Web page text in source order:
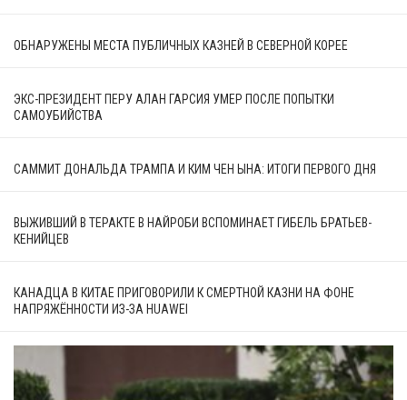
ОБНАРУЖЕНЫ МЕСТА ПУБЛИЧНЫХ КАЗНЕЙ В СЕВЕРНОЙ КОРЕЕ
ЭКС-ПРЕЗИДЕНТ ПЕРУ АЛАН ГАРСИЯ УМЕР ПОСЛЕ ПОПЫТКИ
САМОУБИЙСТВА
САММИТ ДОНАЛЬДА ТРАМПА И КИМ ЧЕН ЫНА: ИТОГИ ПЕРВОГО ДНЯ
ВЫЖИВШИЙ В ТЕРАКТЕ В НАЙРОБИ ВСПОМИНАЕТ ГИБЕЛЬ БРАТЬЕВ-
КЕНИЙЦЕВ
КАНАДЦА В КИТАЕ ПРИГОВОРИЛИ К СМЕРТНОЙ КАЗНИ НА ФОНЕ
НАПРЯЖЁННОСТИ ИЗ-ЗА HUAWEI